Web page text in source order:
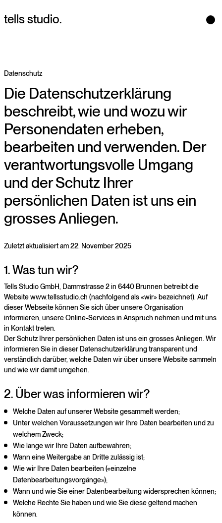
tells studio. Menü
Datenschutz
Datenschutz
Die Datenschutzerklärung
beschreibt, wie und wozu wir
Personendaten erheben,
bearbeiten und verwenden. Der
verantwortungsvolle Umgang
und der Schutz Ihrer
persönlichen Daten ist uns ein
grosses Anliegen.
Zuletzt aktualisiert am 22. November 2025
1. Was tun wir?
Tells Studio GmbH, Dammstrasse 2 in 6440 Brunnen betreibt die
Website www.tellsstudio.ch (nachfolgend als «wir» bezeichnet). Auf
dieser Webseite können Sie sich über unsere Organisation
informieren, unsere Online-Services in Anspruch nehmen und mit uns
in Kontakt treten.
Der Schutz Ihrer persönlichen Daten ist uns ein grosses Anliegen. Wir
informieren Sie in dieser Datenschutzerklärung transparent und
verständlich darüber, welche Daten wir über unsere Website sammeln
und wie wir damit umgehen.
2. Über was informieren wir?
Welche Daten auf unserer Website gesammelt werden;
Unter welchen Voraussetzungen wir Ihre Daten bearbeiten und zu
welchem Zweck;
Wie lange wir Ihre Daten aufbewahren;
Wann eine Weitergabe an Dritte zulässig ist;
Wie wir Ihre Daten bearbeiten («einzelne
Datenbearbeitungsvorgänge»);
Wann und wie Sie einer Datenbearbeitung widersprechen können;
Welche Rechte Sie haben und wie Sie diese geltend machen
können.